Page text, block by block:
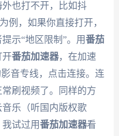
也打不开，比如抖
例，如果你直接打开，
示“地区限制”。用番茄
开番茄加速器，在加速
音专线，点击连接。连
刷视频了。同样的方
乐（听国内版权歌
试过用番茄加速器看